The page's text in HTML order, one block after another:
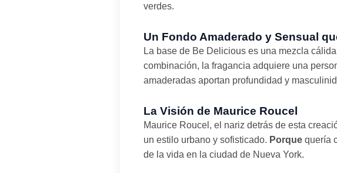
verdes.
Un Fondo Amaderado y Sensual
La base de Be Delicious es una mezcla
combinación, la fragancia adquiere una
amaderadas aportan profundidad y
La Visión de Maurice Roucel
Maurice Roucel, el nariz detrás de esta
un estilo urbano y sofisticado. Porque quería
de la vida en la ciudad de Nueva York.